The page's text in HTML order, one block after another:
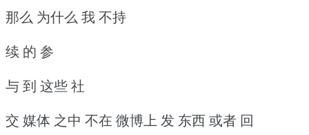
那么 为什么 我 不持
续 的 参
与 到 这些 社
交 媒体 之中 不在 微博上 发 东西 或者 回